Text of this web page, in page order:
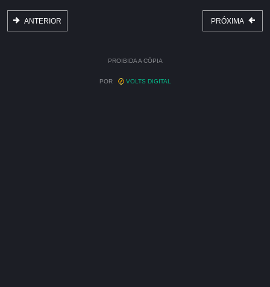
ANTERIOR PRÓXIMA
PROIBIDA A CÓPIA
POR VOLTS DIGITAL